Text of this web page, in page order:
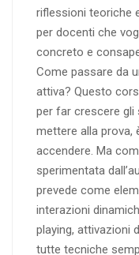
riflessioni teoriche
per docenti che
concreto e
Come passare da
attiva? Questo
per far crescere gli
mettere alla prova,
accendere. Ma
sperimentata
prevede come
interazioni
playing, attivazioni
tutte tecniche